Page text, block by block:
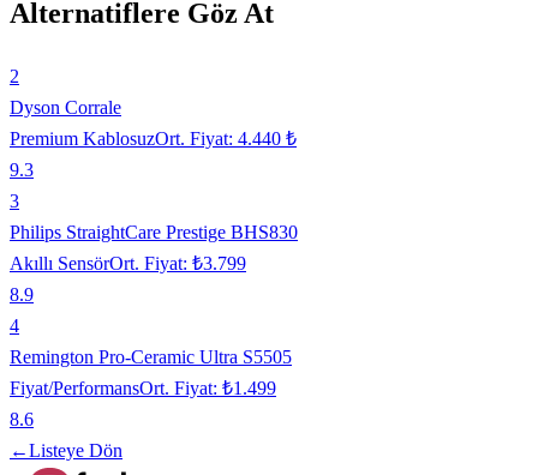
Alternatiflere Göz At
2
Dyson Corrale
Premium KablosuzOrt. Fiyat: 4.440 ₺
9.3
3
Philips StraightCare Prestige BHS830
Akıllı SensörOrt. Fiyat: ₺3.799
8.9
4
Remington Pro-Ceramic Ultra S5505
Fiyat/PerformansOrt. Fiyat: ₺1.499
8.6
←Listeye Dön